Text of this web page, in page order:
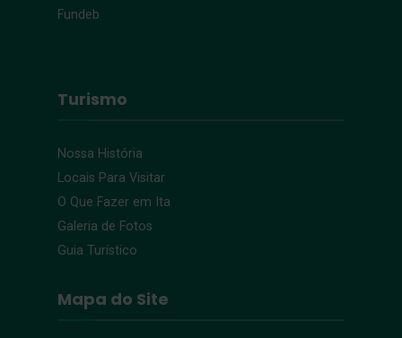
Fundeb
Turismo
Nossa História
Locais Para Visitar
O Que Fazer em Ita
Galeria de Fotos
Guia Turístico
Mapa do Site